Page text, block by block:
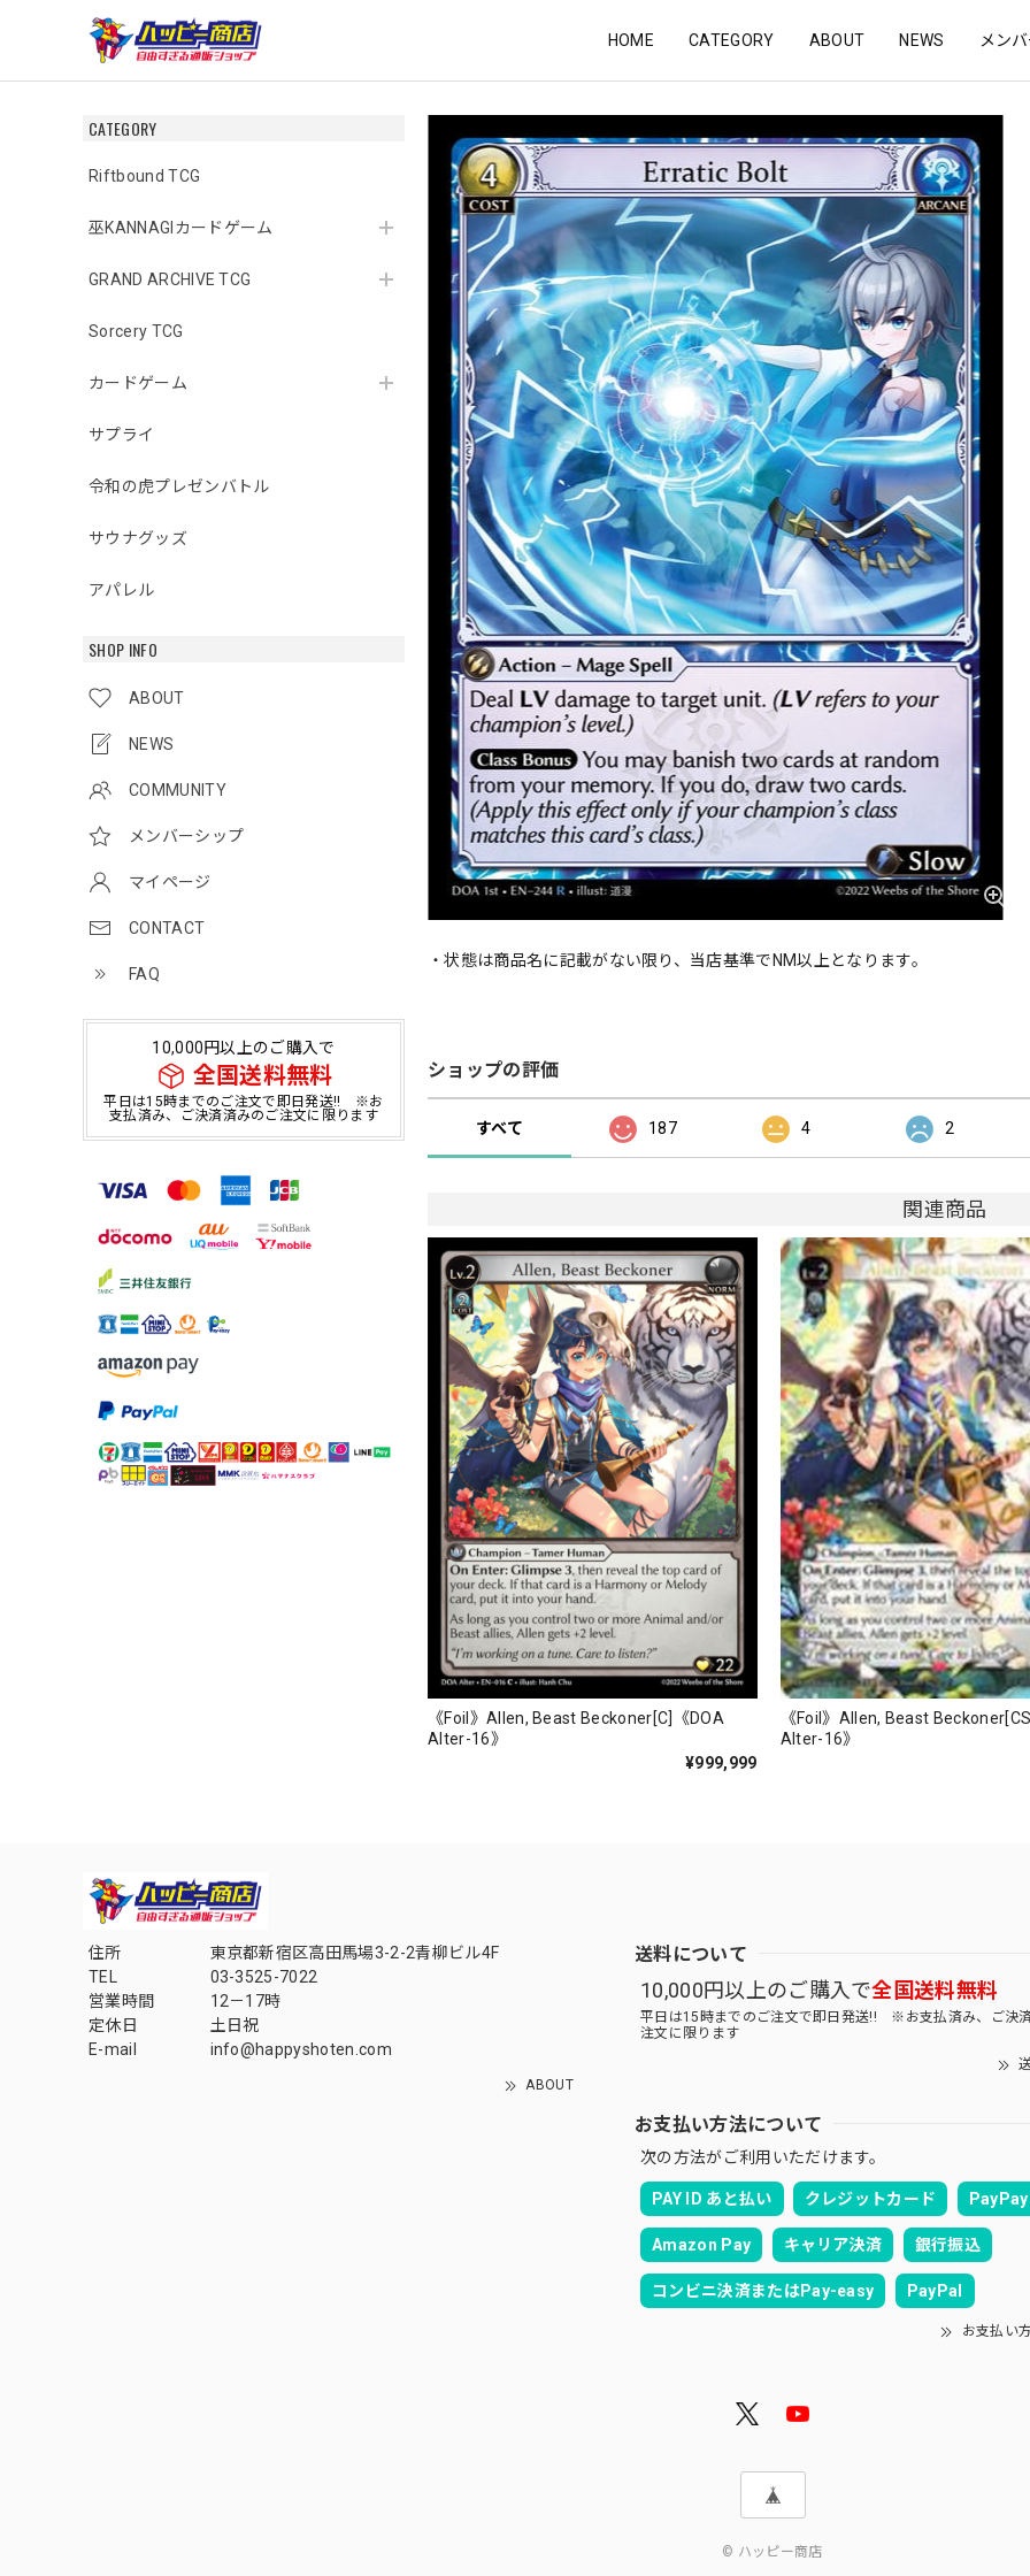
HOME CATEGORY ABOUT NEWS メン
CATEGORY
Riftbound TCG
巫KANNAGIカードゲーム
GRAND ARCHIVE TCG
Sorcery TCG
カードゲーム
サプライ
令和の虎プレゼンバトル
サウナグッズ
アパレル
SHOP INFO
ABOUT
NEWS
COMMUNITY
メンバーシップ
マイページ
CONTACT
FAQ
10,000円以上のご購入で
全国送料無料
平日は15時までのご注文で即日発送!! ※お
支払済み、ご決済済みのご注文に限ります
・状態は商品名に記載がない限り、当店基準でNM以上となります。
ショップの評価
すべて 187 4 2
関連商品
《Foil》Allen, Beast Beckoner[C]《DOA
Alter-16》
¥999,999
《Foil》Allen, Beast
Alter-16》
住所
東京都新宿区高田馬場3-2-2青柳ビル4F
TEL
03-3525-7022
営業時間
12－17時
定休日
土日祝
E-mail
info@happyshoten.com
ABOUT
送料について
10,000円以上のご購入で全国送料無料
平日は15時までのご注文で即日発送!! ※お支払済み、ご決
注文に限ります
お支払い方法について
次の方法がご利用いただけます。
PAY ID あと払い クレジットカード PayPay
Amazon Pay キャリア決済 銀行振込
コンビニ決済またはPay-easy PayPal
お支払い
© ハッピー商店